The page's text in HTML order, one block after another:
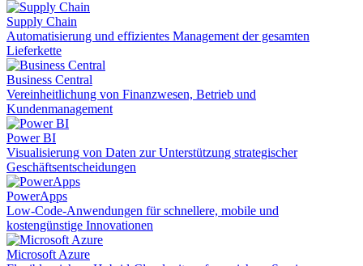
Supply Chain
Automatisierung und effizientes Management der gesamten
Lieferkette
Business Central
Vereinheitlichung von Finanzwesen, Betrieb und
Kundenmanagement
Power BI
Visualisierung von Daten zur Unterstützung strategischer
Geschäftsentscheidungen
PowerApps
Low-Code-Anwendungen für schnellere, mobile und
kostengünstige Innovationen
Microsoft Azure